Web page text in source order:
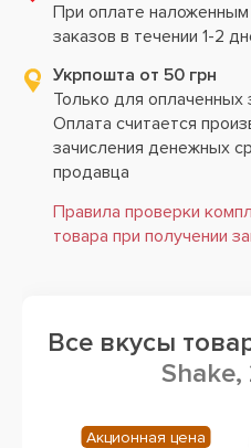
При оплате
заказов в течении 1-2
Укрпошта от 50 грн
Только для оплаченных
Оплата считается
зачисления денежных
продавца
Правила проверки
товара при получении
Все вкусы
Акционная цена